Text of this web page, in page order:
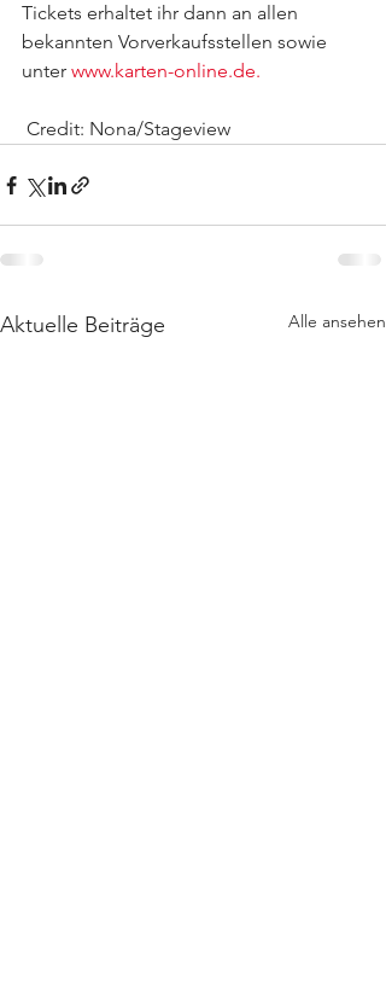
Tickets erhaltet ihr dann an allen
bekannten Vorverkaufsstellen sowie
unter www.karten-online.de.
Credit: Nona/Stageview
Aktuelle Beiträge Alle ansehen